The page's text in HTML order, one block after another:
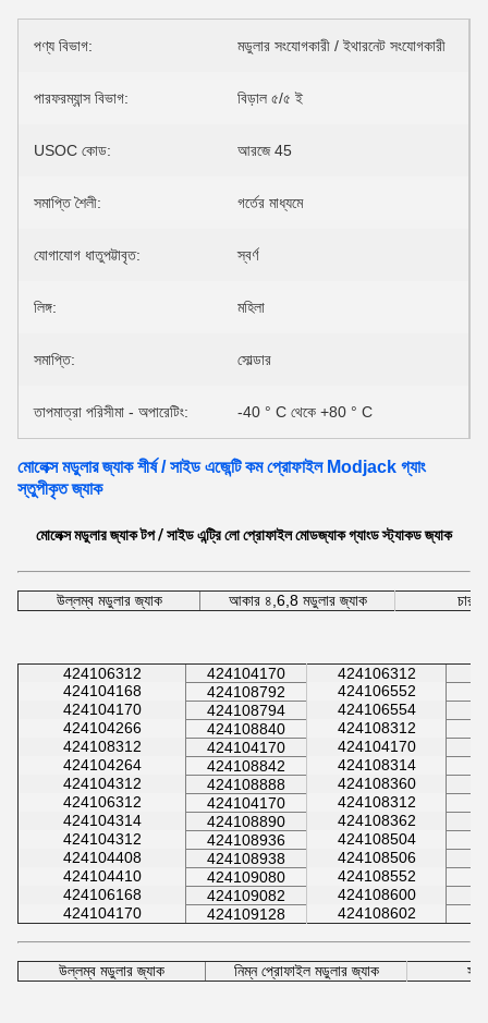
পণ্য বিভাগ: মডুলার সংযোগকারী / ইথারনেট সংযোগকারী
পারফরম্যান্স বিভাগ: বিড়াল ৫/৫ ই
USOC কোড: আরজে 45
সমাপ্তি শৈলী: গর্তের মাধ্যমে
যোগাযোগ ধাতুপট্টাবৃত: স্বর্ণ
লিঙ্গ: মহিলা
সমাপ্তি: সোল্ডার
তাপমাত্রা পরিসীমা - অপারেটিং: -40 ° C থেকে +80 ° C
মোলেক্স মডুলার জ্যাক শীর্ষ / সাইড এজেন্টি কম প্রোফাইল Modjack গ্যাং
স্তুপীকৃত জ্যাক
মোলেক্স মডুলার জ্যাক টপ / সাইড এন্ট্রি লো প্রোফাইল মোডজ্যাক গ্যাংড স্ট্যাকড জ্যাক
উল্লম্ব মডুলার জ্যাক আকার ৪,6,8 মডুলার জ্যাক চার
424106312 424104170 424106312
424104168
424108792 424106552
424104170
424108794 424106554
424104266
424108840 424108312
424108312
424104170 424104170
424104264
424108842 424108314
424104312
424108888 424108360
424106312
424104170 424108312
424104314
424108890 424108362
424104312
424108936 424108504
424104408
424108938 424108506
424104410
424109080 424108552
424106168
424109082 424108600
424104170
424109128 424108602
উল্লম্ব মডুলার জ্যাক নিম্ন প্রোফাইল মডুলার জ্যাক